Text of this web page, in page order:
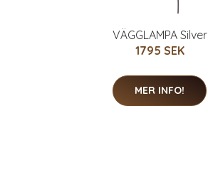
VÄGGLAMPA Silver
1795 SEK
MER INFO!